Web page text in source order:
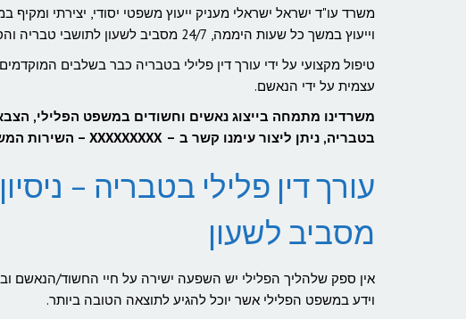
משרד עו"ד ישראל ישראלי מעניק ייעוץ משפטי יסודי, יצירתי
וייעוץ במשך כל שעות היממה, 24/7 מסביב לשעון לתושבי טבריה והסביבה.
טיפול מקצועי על ידי עורך דין פלילי בטבריה כבר בשלבים
עצמית על ידי הנאשם.
משרדינו מתמחה בייצוג נאשים וחשודים במשפט הפלילי,
בטבריה, ניתן ליצור עימנו קשר ב – XXXXXXXXX – השירות המשפטי הראשוני ניתן ללא כל התחייבות מצידך!
מסביב לשעון
אין ספק שלהליך הפלילי יש השפעה ישירה על חיי החשוד/הנאשם
וידע במשפט הפלילי אשר יוכל להגיע לתוצאה הטובה ביותר.